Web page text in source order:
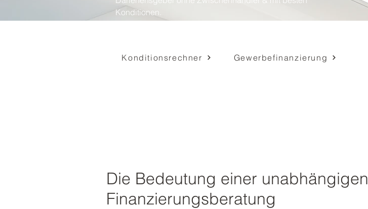
Konditionen.
Konditionsrechner Gewerbefinanzierung
Die Bedeutung einer unabhängigen
Finanzierungsberatung